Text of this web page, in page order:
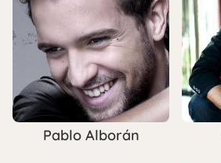
Pablo Alborán